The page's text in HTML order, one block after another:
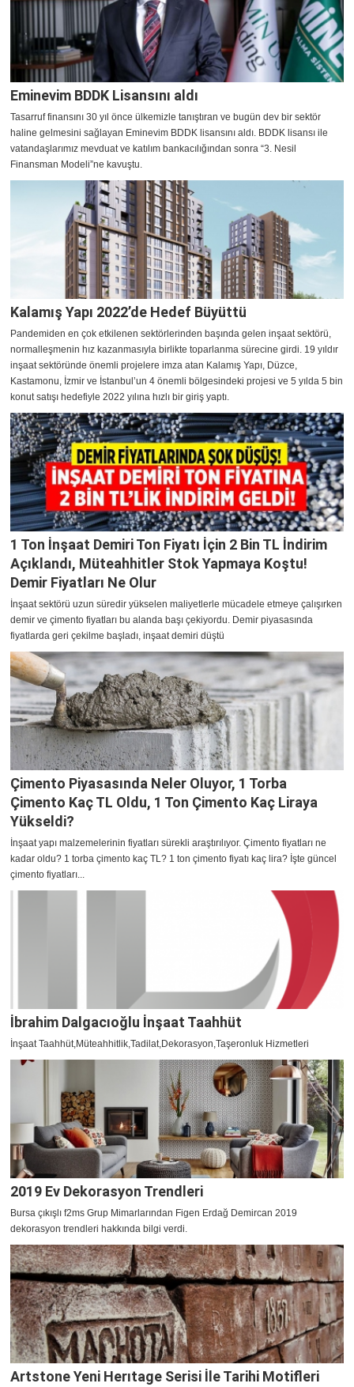
Eminevim BDDK Lisansını aldı
Tasarruf finansını 30 yıl önce ülkemizle tanıştıran ve bugün dev bir sektör
haline gelmesini sağlayan Eminevim BDDK lisansını aldı. BDDK lisansı ile
vatandaşlarımız mevduat ve katılım bankacılığından sonra “3. Nesil
Finansman Modeli”ne kavuştu.
Kalamış Yapı 2022’de Hedef Büyüttü
Pandemiden en çok etkilenen sektörlerinden başında gelen inşaat sektörü,
normalleşmenin hız kazanmasıyla birlikte toparlanma sürecine girdi. 19 yıldır
inşaat sektöründe önemli projelere imza atan Kalamış Yapı, Düzce,
Kastamonu, İzmir ve İstanbul’un 4 önemli bölgesindeki projesi ve 5 yılda 5 bin
konut satışı hedefiyle 2022 yılına hızlı bir giriş yaptı.
1 Ton İnşaat Demiri Ton Fiyatı İçin 2 Bin TL İndirim
Açıklandı, Müteahhitler Stok Yapmaya Koştu!
Demir Fiyatları Ne Olur
İnşaat sektörü uzun süredir yükselen maliyetlerle mücadele etmeye çalışırken
demir ve çimento fiyatları bu alanda başı çekiyordu. Demir piyasasında
fiyatlarda geri çekilme başladı, inşaat demiri düştü
Çimento Piyasasında Neler Oluyor, 1 Torba
Çimento Kaç TL Oldu, 1 Ton Çimento Kaç Liraya
Yükseldi?
İnşaat yapı malzemelerinin fiyatları sürekli araştırılıyor. Çimento fiyatları ne
kadar oldu? 1 torba çimento kaç TL? 1 ton çimento fiyatı kaç lira? İşte güncel
çimento fiyatları...
İbrahim Dalgacıoğlu İnşaat Taahhüt
İnşaat Taahhüt,Müteahhitlik,Tadilat,Dekorasyon,Taşeronluk Hizmetleri
2019 Ev Dekorasyon Trendleri
Bursa çıkışlı f2ms Grup Mimarlarından Figen Erdağ Demircan 2019
dekorasyon trendleri hakkında bilgi verdi.
Artstone Yeni Herıtage Serisi İle Tarihi Motifleri